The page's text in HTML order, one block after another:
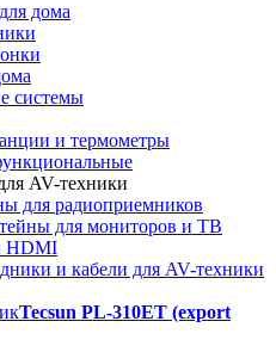
дома
системы
и термометры
AV-техники
для радиоприемников
для мониторов и ТВ
HDMI
и кабели для AV-техники
Tecsun PL-310ET (export